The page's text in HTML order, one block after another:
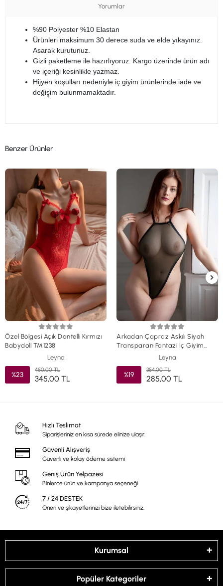
Yorumlar
%90 Polyester %10 Elastan
Ürünleri maksimum 30 derece suda ve elde yıkayınız.
Asarak kurutunuz.
Gizli paketleme ile hazırlıyoruz. Kargo üzerinde ürün adı
ve içeriği kesinlikle yazmaz.
Hijyen koşulları nedeniyle iç giyim ürünlerinde iade ve
değişim bulunmamaktadır.
Benzer Ürünler
Özel Bölgesi Açık Dantelli Kırmızı
Babydoll TM1238
Leyna
%23
450,00 TL
345,00 TL
Arkadan Çapraz Askılı Siyah
Transparan Fantazi İç Giyim
Leyna
%19
354,00 TL
285,00 TL
Hızlı Teslimat
Siparişleriniz en kısa sürede elinize ulaşır.
Güvenli Alışveriş
Güvenli ve kolay ödeme sistemi
Geniş Ürün Yelpazesi
Binlerce ürün ve kampanya seçeneği
7 / 24 DESTEK
Öneri ve şikayetlerinizi bize iletebilirsiniz.
Kurumsal
Popüler Kategoriler